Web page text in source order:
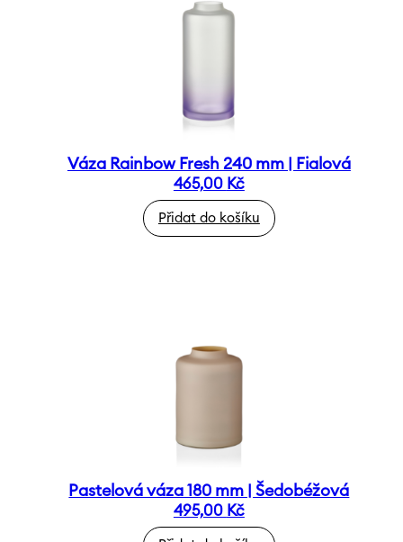
Váza Rainbow Fresh 240 mm | Fialová
465,00 Kč
Přidat do košíku
Pastelová váza 180 mm | Šedobéžová
495,00 Kč